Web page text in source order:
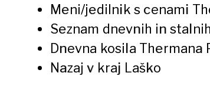
Meni/jedilnik s cenami
Seznam dnevnih in
Dnevna kosila Thermana
Nazaj v kraj Laško